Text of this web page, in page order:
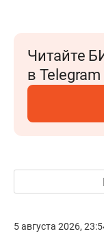
Читайте
в Telegram
5 августа 2026,